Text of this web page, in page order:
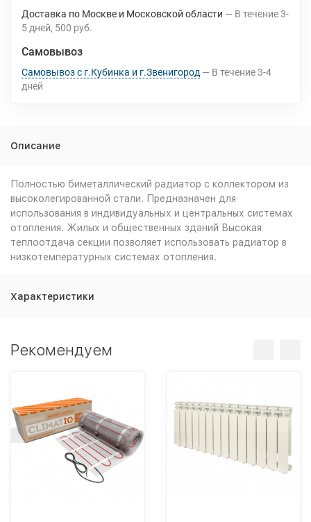
Доставка по Москве и Московской области В течение3-
5 дней 500 руб.
Самовывоз
Самовывоз с г.Кубинка и г.Звенигород В течение3-4
дней
Описание
Полностью биметаллический радиатор с коллектором из
высоколегированной стали. Предназначен для
использования в индивидуальных и центральных системах
отопления. Жилых и общественных зданий Высокая
теплоотдача секции позволяет использовать радиатор в
низкотемпературных системах отопления.
Характеристики
Рекомендуем